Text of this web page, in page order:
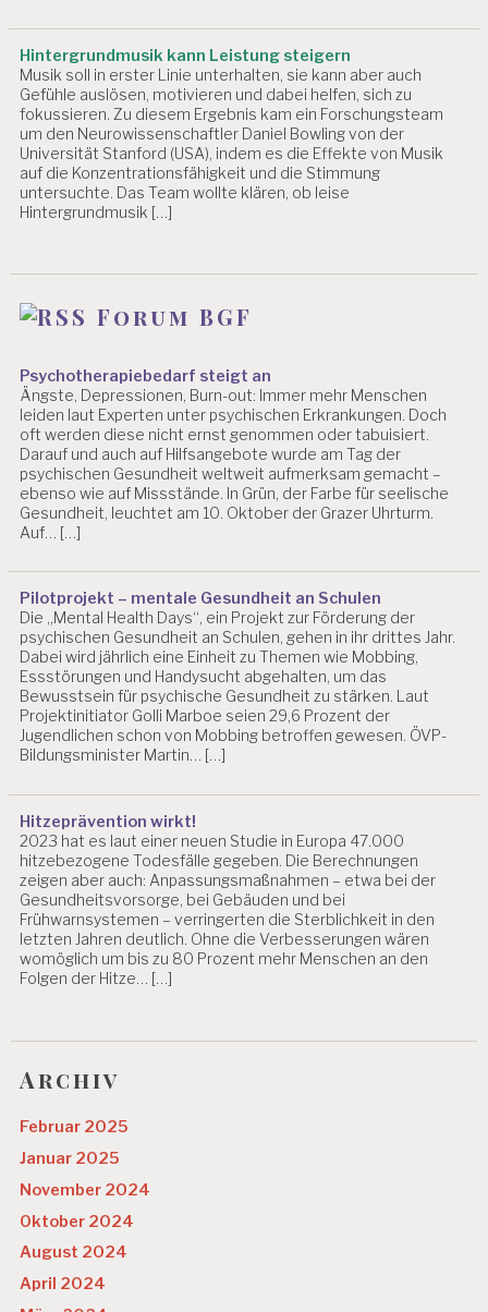
Hintergrundmusik kann Leistung steigern
Musik soll in erster Linie unterhalten, sie kann aber auch
Gefühle auslösen, motivieren und dabei helfen, sich zu
fokussieren. Zu diesem Ergebnis kam ein Forschungsteam
um den Neurowissenschaftler Daniel Bowling von der
Universität Stanford (USA), indem es die Effekte von Musik
auf die Konzentrationsfähigkeit und die Stimmung
untersuchte. Das Team wollte klären, ob leise
Hintergrundmusik […]
Forum BGF
Psychotherapiebedarf steigt an
Ängste, Depressionen, Burn-out: Immer mehr Menschen
leiden laut Experten unter psychischen Erkrankungen. Doch
oft werden diese nicht ernst genommen oder tabuisiert.
Darauf und auch auf Hilfsangebote wurde am Tag der
psychischen Gesundheit weltweit aufmerksam gemacht –
ebenso wie auf Missstände. In Grün, der Farbe für seelische
Gesundheit, leuchtet am 10. Oktober der Grazer Uhrturm.
Auf… […]
Pilotprojekt – mentale Gesundheit an Schulen
Die „Mental Health Days“, ein Projekt zur Förderung der
psychischen Gesundheit an Schulen, gehen in ihr drittes Jahr.
Dabei wird jährlich eine Einheit zu Themen wie Mobbing,
Essstörungen und Handysucht abgehalten, um das
Bewusstsein für psychische Gesundheit zu stärken. Laut
Projektinitiator Golli Marboe seien 29,6 Prozent der
Jugendlichen schon von Mobbing betroffen gewesen. ÖVP-
Bildungsminister Martin… […]
Hitzeprävention wirkt!
2023 hat es laut einer neuen Studie in Europa 47.000
hitzebezogene Todesfälle gegeben. Die Berechnungen
zeigen aber auch: Anpassungsmaßnahmen – etwa bei der
Gesundheitsvorsorge, bei Gebäuden und bei
Frühwarnsystemen – verringerten die Sterblichkeit in den
letzten Jahren deutlich. Ohne die Verbesserungen wären
womöglich um bis zu 80 Prozent mehr Menschen an den
Folgen der Hitze… […]
Archiv
Februar 2025
Januar 2025
November 2024
Oktober 2024
August 2024
April 2024